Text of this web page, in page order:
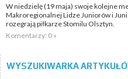
W niedzielę (19 maja) swoje kolejne
Makroregionalnej Lidze Juniorów i
rozegrają piłkarze Stomilu Olsztyn.
Komentarzy: 0 »
WYSZUKIWARKA